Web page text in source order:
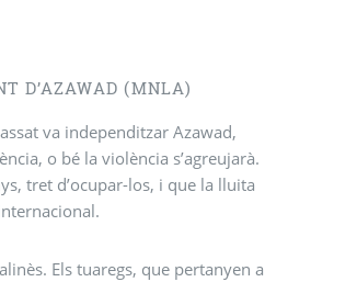
D’AZAWAD (MNLA)
va independitzar Azawad,
o bé la violència s’agreujarà.
tret d’ocupar-los, i que la lluita
Els tuaregs, que pertanyen a